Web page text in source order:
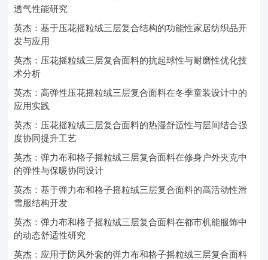
透气性能研究
英杰：基于压花摇粒绒三层复合结构的功能性家居纺织品开
发与应用
英杰：压花摇粒绒三层复合面料的抗起球性与耐磨性优化技
术分析
英杰：高弹性压花摇粒绒三层复合面料在冬季童装设计中的
应用实践
英杰：压花摇粒绒三层复合面料的热湿舒适性与层间结合强
度协同提升工艺
英杰：弹力布和格子摇粒绒三层复合面料在修身户外夹克中
的弹性与保暖协同设计
英杰：基于弹力布和格子摇粒绒三层复合面料的高活动性滑
雪服结构开发
英杰：弹力布和格子摇粒绒三层复合面料在都市机能服饰中
的动态舒适性研究
英杰：应用于防风外套的弹力布和格子摇粒绒三层复合面料